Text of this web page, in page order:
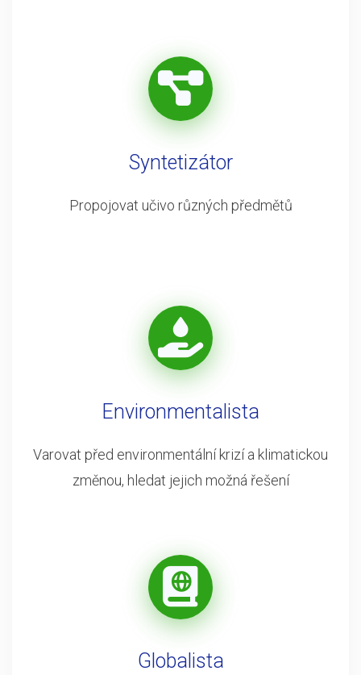
Syntetizátor
Propojovat učivo různých předmětů
Environmentalista
Varovat před environmentální krizí a klimatickou
změnou, hledat jejich možná řešení
Globalista